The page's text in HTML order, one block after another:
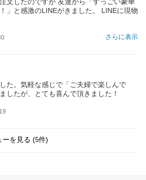
文したのですが 友達から「すっごい豪華
」と感激のLINEがきました。 LINEに現物
さらに表示
た。気軽な感じで「ご夫婦で楽しんで
したが、とても喜んで頂きました！
ーを見る (5件)